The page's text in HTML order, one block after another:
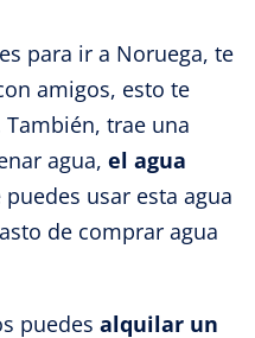
para ir a Noruega, te
amigos, esto te
trae una
agua, el agua
puedes usar esta agua
de comprar agua
puedes alquilar un